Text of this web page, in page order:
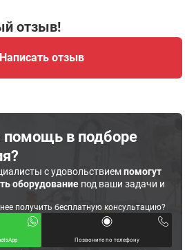
отзыв!
Написать отзыв
в подборе
с удовольствиемпомогут
оборудование под ваши задачи и
получить бесплатную консультацию?
Позвоните по телефону